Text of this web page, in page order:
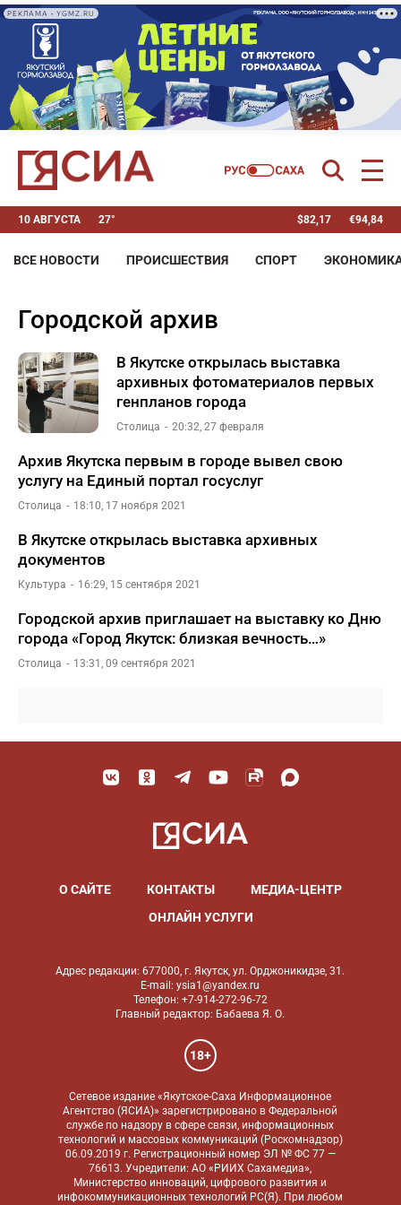
РЕКЛАМА • YGMZ.RU
10 АВГУСТА 27° $82,17 €94,84
ВСЕ НОВОСТИ ПРОИСШЕСТВИЯ СПОРТ
городской архив
В Якутске открылась выставка
архивных фотоматериалов первых
генпланов города
Столица 20:32, 27 февраля
Архив Якутска первым в городе вывел свою
услугу на Единый портал госуслуг
Столица 18:10, 17 ноября 2021
В Якутске открылась выставка архивных
документов
Культура 16:29, 15 сентября 2021
Городской архив приглашает на выставку ко Дню
города «Город Якутск: близкая вечность…»
Столица 13:31, 09 сентября 2021
О САЙТЕ КОНТАКТЫ
МЕДИА-ЦЕНТР
ОНЛАЙН УСЛУГИ
Адрес редакции: 677000, г. Якутск, ул. Орджоникидзе, 31.
E-mail: ysia1@yandex.ru
Телефон: +7-914-272-96-72
Главный редактор: Бабаева Я. О.
18+
Сетевое издание «Якутское-Саха Информационное
Агентство (ЯСИА)» зарегистрировано в Федеральной
службе по надзору в сфере связи, информационных
технологий и массовых коммуникаций (Роскомнадзор)
06.09.2019 г. Регистрационный номер ЭЛ № ФС 77 —
76613. Учредители: АО «РИИХ Сахамедиа»,
Министерство инноваций, цифрового развития и
инфокоммуникационных технологий РС(Я). При любом